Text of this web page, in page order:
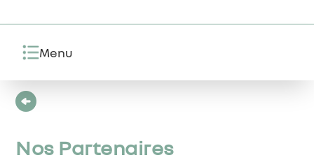
Menu
Nos Partenaires